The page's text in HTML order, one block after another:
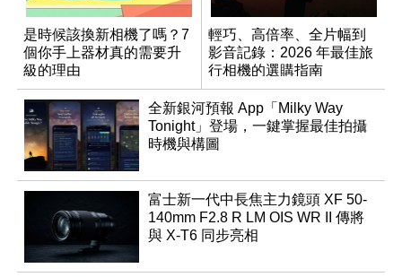
是時候該換新相機了嗎？7
個你手上器材真的需要升
級的理由
輕巧、高倍率、全片幅到
影音記錄：2026 年最佳旅
行相機的選購指南
全新銀河預報 App「Milky Way
Tonight」登場，一鍵掌握最佳拍攝
時機與構圖
富士新一代中長焦主力鏡頭 XF 50-
140mm F2.8 R LM OIS WR II 傳將
與 X-T6 同步亮相